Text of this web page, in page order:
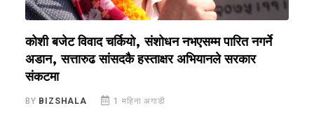
कोशी बजेट विवाद चर्कियो, संशोधन नभएसम्म पारित नगर्ने
अडान, सत्तारुढ सांसदकै हस्ताक्षर अभियानले सरकार
संकटमा
BY BIZSHALA 1 महिना अगाडी